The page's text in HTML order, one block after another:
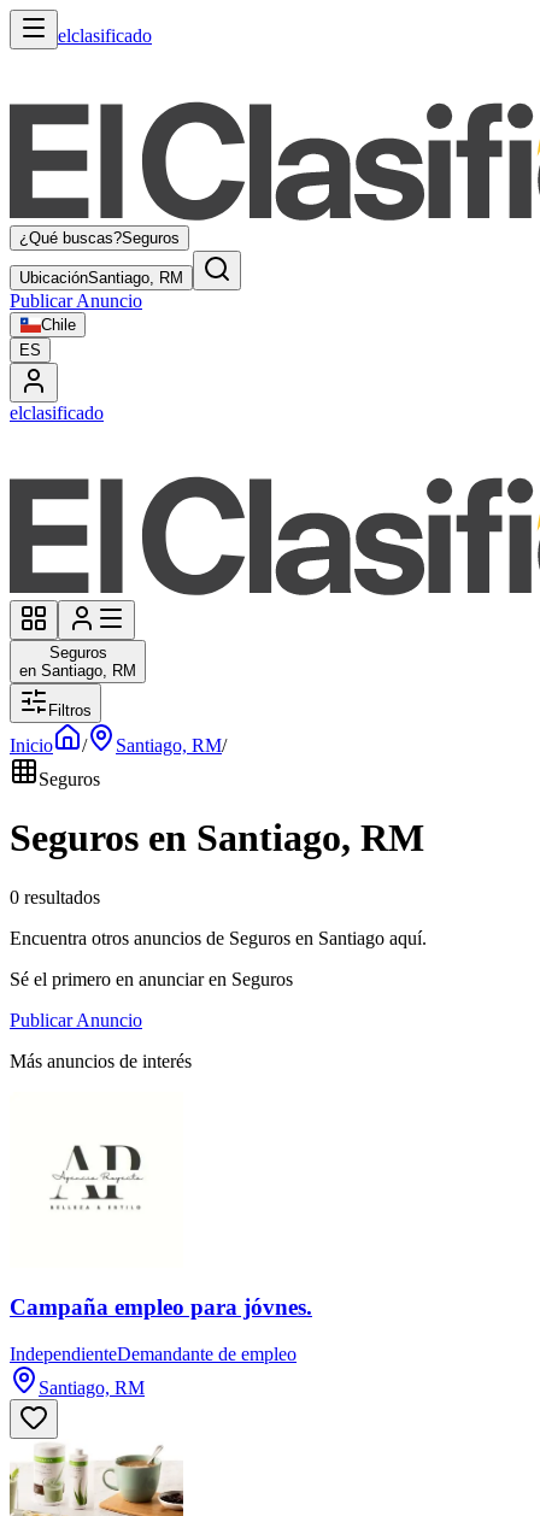
elclasificado
¿Qué buscas?Seguros
UbicaciónSantiago, RM
Publicar Anuncio
Chile
ES
elclasificado
Seguros
en Santiago, RM
Filtros
Inicio / Santiago, RM/
Seguros
Seguros en Santiago, RM
0 resultados
Encuentra otros anuncios de Seguros en Santiago aquí.
Sé el primero en anunciar en Seguros
Publicar Anuncio
Más anuncios de interés
Campaña empleo para jóvnes.
IndependienteDemandante de empleo
Santiago, RM